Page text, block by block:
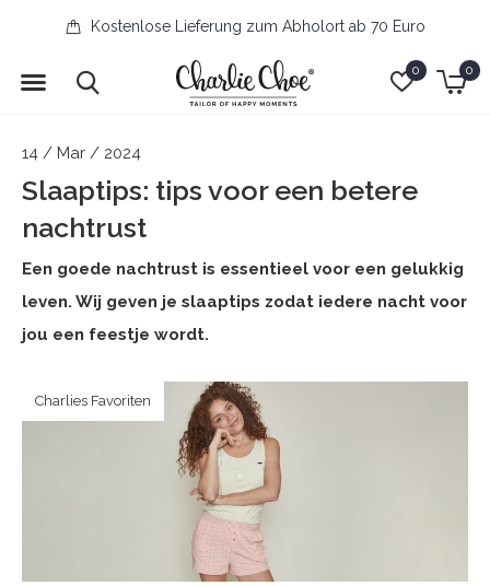
0 0
Kostenlose Lieferung zum Abholort ab 70 Euro
14 / Mar / 2024
Slaaptips: tips voor een betere
nachtrust
Een goede nachtrust is essentieel voor een gelukkig
leven. Wij geven je slaaptips zodat iedere nacht voor
jou een feestje wordt.
Charlies Favoriten